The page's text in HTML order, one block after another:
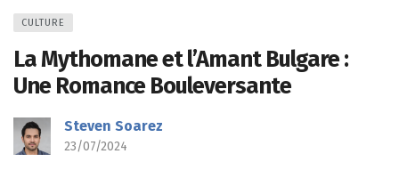
CULTURE
La Mythomane et l’Amant Bulgare :
Une Romance Bouleversante
Steven Soarez
23/07/2024